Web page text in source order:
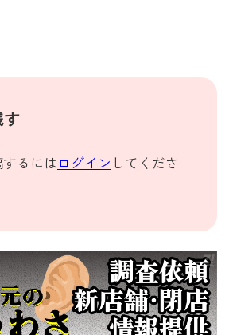
す
るには ログイン してくださ